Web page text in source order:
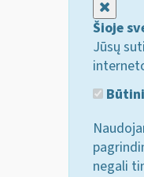
Šioje
Jūsų
negali